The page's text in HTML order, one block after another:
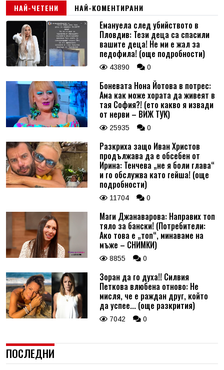
НАЙ-ЧЕТЕНИ НАЙ-КОМЕНТИРАНИ
Емануела след убийството в
Пловдив: Тези деца са спасили
вашите деца! Не ми е жал за
педофила! (още подробности)
43890 0
Боневата Нона Йотова в потрес:
Ама как може хората да живеят в
тая София?! (ето какво я извади
от нерви – ВИЖ ТУК)
25935 0
Разкриха защо Иван Христов
продължава да е обсебен от
Ирина: Тенчева „не я боли глава“
и го обслужва като гейша! (още
подробности)
11704 0
Маги Джанаварова: Направих топ
тяло за бански! (Потребители:
Ако това е „топ“, минаваме на
мъже – СНИМКИ)
8855 0
Зоран да го духа!! Силвия
Петкова влюбена отново: Не
мисля, че е раждан друг, който
да успее... (още разкрития)
7042 0
ПОСЛЕДНИ